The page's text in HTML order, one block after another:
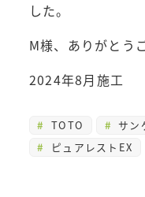
した。
M様、ありがとう
2024年8月施工
TOTO サン
ピュアレストEX